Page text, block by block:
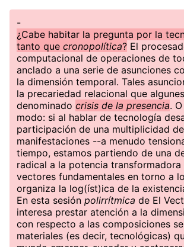
-
¿Cabe habitar la pregunta por la
tanto que cronopolítica? El
computacional de operaciones de
anclado a una serie de asunciones
la dimensión temporal. Tales
la precariedad relacional que
denominado crisis de la presencia.
modo: si al hablar de tecnología
participación de una multiplicidad de
manifestaciones --a menudo
tiempo, estamos partiendo de una
radical a la potencia
vectores fundamentales en torno a
organiza la log(íst)ica de la
En esta sesión polirrítmica de El
interesa prestar atención a la
con respecto a las composiciones
materiales (es decir, tecnológicas)